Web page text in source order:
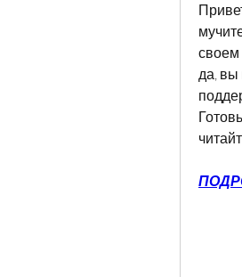
своем
да, вы